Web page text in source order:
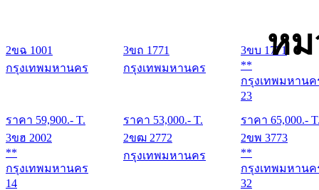
หม
2ขฉ 1001
กรุงเทพมหานคร
ราคา 59,900.- T.
3ขถ 1771
กรุงเทพมหานคร
ราคา 53,000.- T.
3ขบ 1771
**
กรุงเทพมหานค
23
ราคา 65,000.-
3ขฮ 2002
**
กรุงเทพมหานคร
14
2ขฒ 2772
กรุงเทพมหานคร
2ขพ 3773
**
กรุงเทพมหานค
32